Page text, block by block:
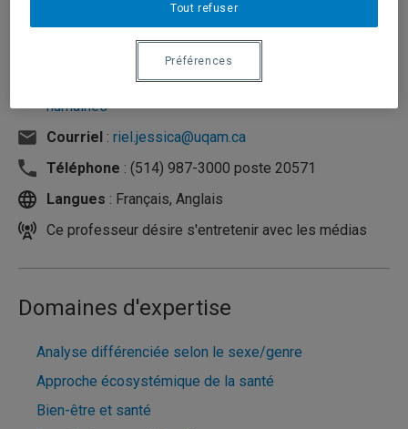
Département d'organisation et ressources
humaines
Courriel : riel.jessica@uqam.ca
Téléphone : (514) 987-3000 poste 20571
Langues : Français, Anglais
Ce professeur désire s'entretenir avec les médias
Domaines d'expertise
Analyse différenciée selon le sexe/genre
Approche écosystémique de la santé
Bien-être et santé
Tout refuser
Préférences